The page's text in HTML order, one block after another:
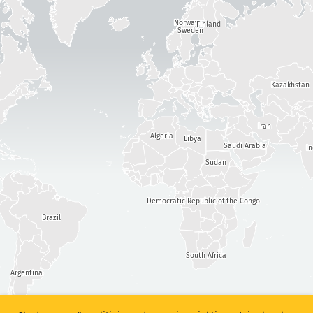
Išpuolių statistiniai duomenys: Prietaisai
Pagalba
Sunkumą
Žymos
Duomenų skalė
Atsisiųsti kaip PNG
Argentina
Democratic Republic of the Congo
South Africa
Kazakhstan
Brazil
Norway
Sweden
Finland
Libya
Sudan
Iran
Saudi Arabia
Algeria